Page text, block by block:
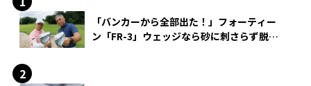
「バンカーから全部出た！」フォーティー
ン「FR-3」ウェッジなら砂に刺さらず脱出